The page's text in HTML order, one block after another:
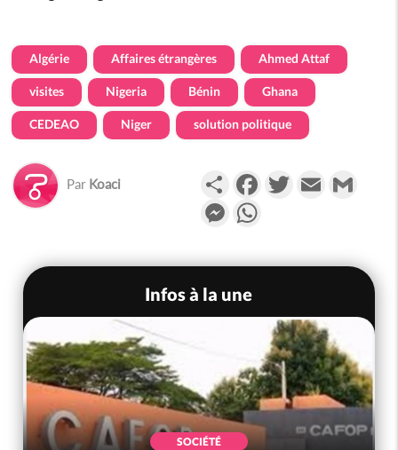
Algérie Affaires étrangères Ahmed Attaf
visites Nigeria Bénin Ghana
CEDEAO Niger solution politique
Par Koaci PartagerFacebookTwitterEmail
Messenger
Infos à la une
SOCIÉTÉ